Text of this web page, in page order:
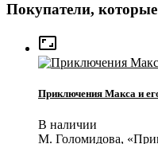
Покупатели,

Приключения Макса и
В наличии
М. Голомидова,